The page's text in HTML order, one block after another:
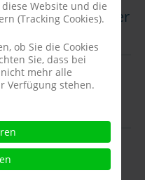
Installation, der
nicht.
Bilder die
deaktivieren?
Bilder die
Website und die
(Tracking Cookies).
ob Sie die Cookies
Sie, dass bei
mehr alle
Verfügung stehen.